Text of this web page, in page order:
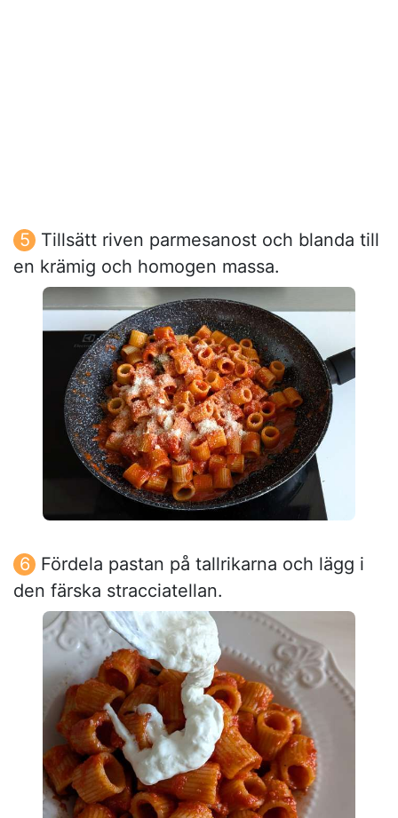
Tillsätt riven parmesanost och blanda till
en krämig och homogen massa.
Fördela pastan på tallrikarna och lägg i
den färska stracciatellan.